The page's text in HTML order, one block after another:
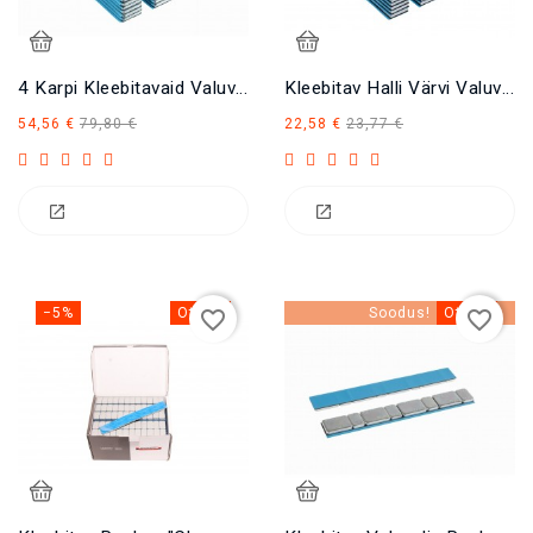
4 Karpi Kleebitavaid Valuvelje Raskuseid Zn 5x12 60 Gr.
54,56 € Tavahind
79,80 €Hind
Kleebitav Halli Värvi Valuvelje Raskus 5x12 60 G.
22,58 € Tavahind
23,77 €Hind
−5% Otsas
favorite_border Soodus! Otsas
favorite_border